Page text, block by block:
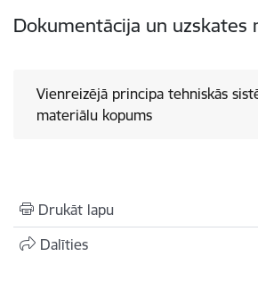
Dokumentācija un uzskates
Vienreizējā principa tehniskās
materiālu kopums
Drukāt lapu
Dalīties